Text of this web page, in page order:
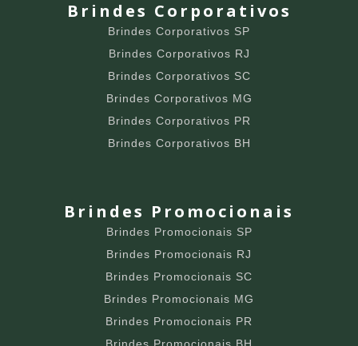
Brindes Corporativos
Brindes Corporativos SP
Brindes Corporativos RJ
Brindes Corporativos SC
Brindes Corporativos MG
Brindes Corporativos PR
Brindes Corporativos BH
Brindes Promocionais
Brindes Promocionais SP
Brindes Promocionais RJ
Brindes Promocionais SC
Brindes Promocionais MG
Brindes Promocionais PR
Brindes Promocionais BH